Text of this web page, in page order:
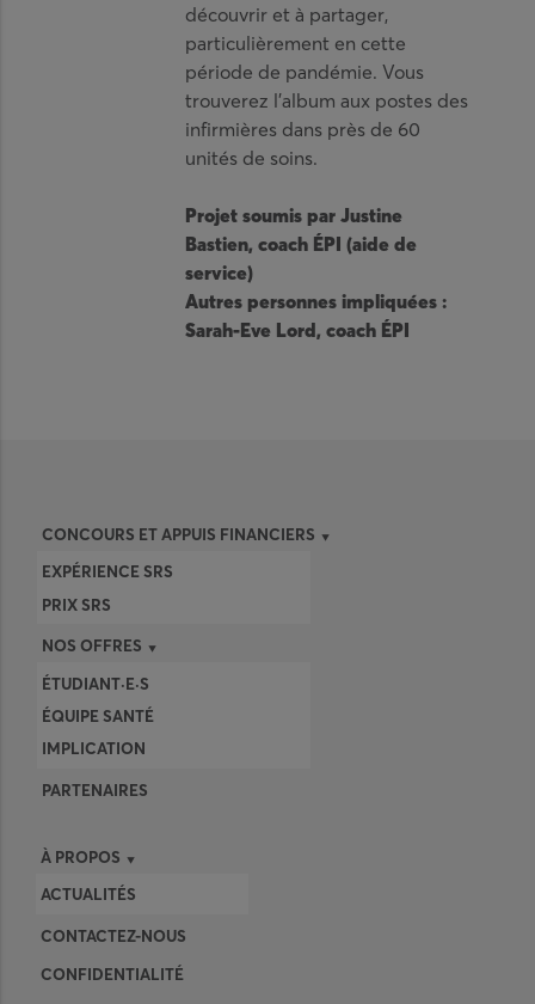
découvrir et à partager,
particulièrement en cette
période de pandémie. Vous
trouverez l’album aux postes des
infirmières dans près de 60
unités de soins.
Projet soumis par Justine
Bastien, coach ÉPI (aide de
service)
Autres personnes impliquées :
Sarah-Eve Lord, coach ÉPI
CONCOURS ET APPUIS FINANCIERS
EXPÉRIENCE SRS
PRIX SRS
NOS OFFRES
ÉTUDIANT·E·S
ÉQUIPE SANTÉ
IMPLICATION
PARTENAIRES
À PROPOS
ACTUALITÉS
CONTACTEZ-NOUS
CONFIDENTIALITÉ